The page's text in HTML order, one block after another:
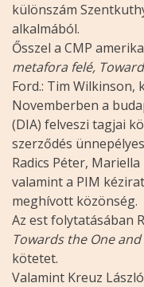
különszám
alkalmából.
Ősszel a CMP
metafora felé,
Ford.: Tim Wilkinson,
Novemberben a
(DIA) felveszi tagjai
szerződés
Radics Péter,
valamint a PIM
meghívott közönség.
Az est folytatásában
Towards the One
kötetet.
Valamint Kreuz